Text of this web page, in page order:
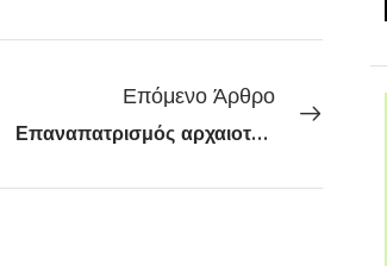
Επόμενο Άρθρο
Επαναπατρισμός αρχαιοτήτων από το Λονδίνο